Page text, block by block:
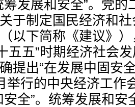
筹发展和安全”。党
关于制定国民经济和
以下简称《建议》）
五五”时期经济社会
提出“在发展中固安
举行的中央经济工作
安全”。统筹发展和安